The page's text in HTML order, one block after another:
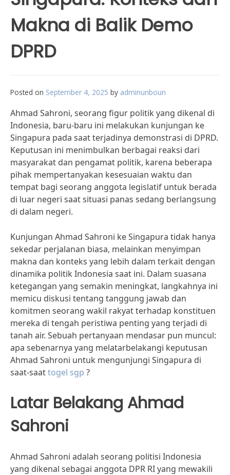
Makna di Balik Demo
DPRD
Posted on September 4, 2025 by adminunboun
Ahmad Sahroni, seorang figur politik yang dikenal di
Indonesia, baru-baru ini melakukan kunjungan ke
Singapura pada saat terjadinya demonstrasi di DPRD.
Keputusan ini menimbulkan berbagai reaksi dari
masyarakat dan pengamat politik, karena beberapa
pihak mempertanyakan kesesuaian waktu dan
tempat bagi seorang anggota legislatif untuk berada
di luar negeri saat situasi panas sedang berlangsung
di dalam negeri.
Kunjungan Ahmad Sahroni ke Singapura tidak hanya
sekedar perjalanan biasa, melainkan menyimpan
makna dan konteks yang lebih dalam terkait dengan
dinamika politik Indonesia saat ini. Dalam suasana
ketegangan yang semakin meningkat, langkahnya ini
memicu diskusi tentang tanggung jawab dan
komitmen seorang wakil rakyat terhadap konstituen
mereka di tengah peristiwa penting yang terjadi di
tanah air. Sebuah pertanyaan mendasar pun muncul:
apa sebenarnya yang melatarbelakangi keputusan
Ahmad Sahroni untuk mengunjungi Singapura di
saat-saattogel sgp ?
Latar Belakang Ahmad
Sahroni
Ahmad Sahroni adalah seorang politisi Indonesia
yang dikenal sebagai anggota DPR RI yang mewakili